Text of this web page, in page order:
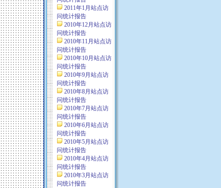
2011年1月站点访
问统计报告
2010年12月站点访
问统计报告
2010年11月站点访
问统计报告
2010年10月站点访
问统计报告
2010年9月站点访
问统计报告
2010年8月站点访
问统计报告
2010年7月站点访
问统计报告
2010年6月站点访
问统计报告
2010年5月站点访
问统计报告
2010年4月站点访
问统计报告
2010年3月站点访
问统计报告